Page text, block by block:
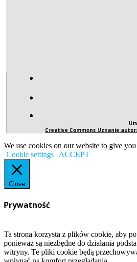
Creative Commons Uznanie
We use cookies on our website to give
Cookie settings
ACCEPT
Close
Prywatność
Ta strona korzysta z plików cookie, aby
ponieważ są niezbędne do działania
witryny. Te pliki cookie będą